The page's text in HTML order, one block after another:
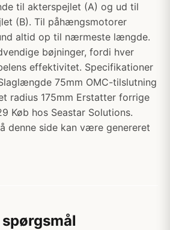
til akterspejlet (A) og ud til
(B). Til påhængsmotorer
altid op til nærmeste længde.
bøjninger, fordi hver
effektivitet. Specifikationer
75mm OMC-tilslutning
radius 175mm Erstatter forrige
Køb hos Seastar Solutions.
denne side kan være genereret